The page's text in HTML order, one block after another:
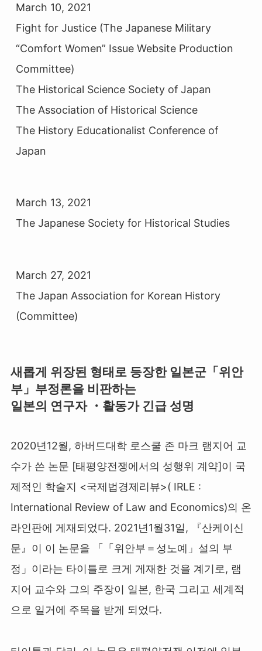
March 10, 2021
Fight for Justice (The Japanese Military
“Comfort Women” Issue Website Production
Committee)
The Historical Science Society of Japan
The Association of Historical Science
The History Educationalist Conference of
Japan
March 13, 2021
The Japanese Society for Historical Studies
March 27, 2021
The Japan Association for Korean History
(Committee)
새롭게 위장된 형태로 등장한 일본군「위안
부」부정론을 비판하는
일본의 연구자 ・활동가 긴급 성명
2020년12월, 하버드대학 로스쿨 존 마크 램지어 교
수가 쓴 논문 [태평양전쟁에서의 성행위 계약]이 국
제적인 학술지 <국제법경제리뷰>( IRLE :
International Review of Law and Economics)의 온
라인판에 게재되었다. 2021년1월31일, 『산케이신
문』이 이 논문을 「「위안부＝성노예」설의 부
정」이라는 타이틀로 크게 게재한 것을 계기로, 램
지어 교수와 그의 주장이 일본, 한국 그리고 세계적
으로 일거에 주목을 받게 되었다.